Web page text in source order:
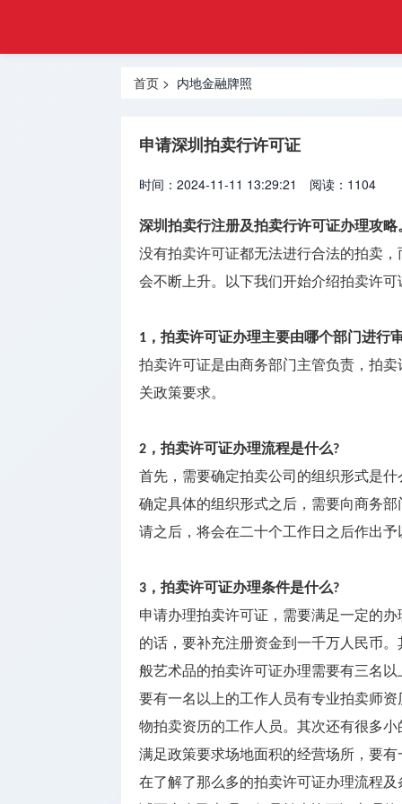
合规
监管
牌照牌照
牌照
外汇许可
牌照
加密资产
牌照
牌照
银行支付
海外银行
开户
其它监管
牌照
首页 > 内地金融牌照
申请深圳拍卖行许可证
时间：2024-11-11 13:29:21 阅读：1104
深圳拍卖行注册及拍卖行许可证办理攻略
没有拍卖许可证都无法进行合法的拍卖
会不断上升。以下我们开始介绍拍卖许
1 ，拍卖许可证办理主要由哪个部门进行
拍卖许可证是由商务部门主管负责，拍
关政策要求。
2 ，拍卖许可证办理流程是什么?
首先，需要确定拍卖公司的组织形式是
确定具体的组织形式之后，需要向商务
请之后，将会在二十个工作日之后作出
3 ，拍卖许可证办理条件是什么?
申请办理拍卖许可证，需要满足一定的
的话，要补充注册资金到一千万人民币。
般艺术品的拍卖许可证办理需要有三名
要有一名以上的工作人员有专业拍卖师
物拍卖资历的工作人员。其次还有很多
满足政策要求场地面积的经营场所，要
在了解了那么多的拍卖许可证办理流程